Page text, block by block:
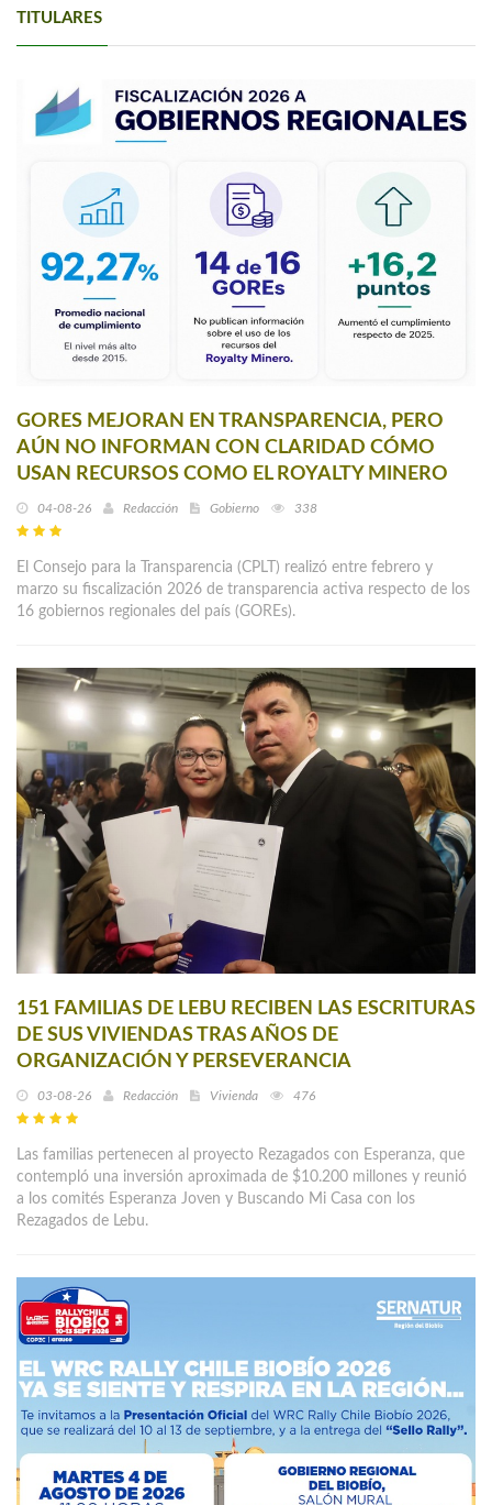
TITULARES
GORES MEJORAN EN TRANSPARENCIA, PERO
AÚN NO INFORMAN CON CLARIDAD CÓMO
USAN RECURSOS COMO EL ROYALTY MINERO
04-08-26 Redacción Gobierno 338
El Consejo para la Transparencia (CPLT) realizó entre febrero y
marzo su fiscalización 2026 de transparencia activa respecto de los
16 gobiernos regionales del país (GOREs).
151 FAMILIAS DE LEBU RECIBEN LAS ESCRITURAS
DE SUS VIVIENDAS TRAS AÑOS DE
ORGANIZACIÓN Y PERSEVERANCIA
03-08-26 Redacción Vivienda 476
Las familias pertenecen al proyecto Rezagados con Esperanza, que
contempló una inversión aproximada de $10.200 millones y reunió
a los comités Esperanza Joven y Buscando Mi Casa con los
Rezagados de Lebu.